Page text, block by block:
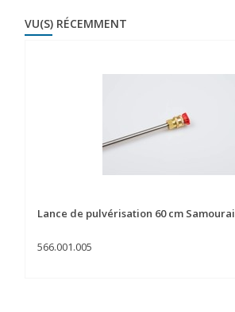
VU(S) RÉCEMMENT
Lance de pulvérisation 60 cm Samourai
566.001.005